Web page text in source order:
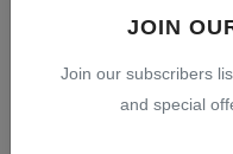
JOIN
Join our subscribers
and special